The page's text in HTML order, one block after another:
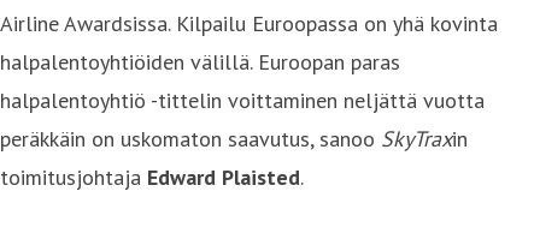
Airline Awardsissa. Kilpailu Euroopassa on yhä kovinta
halpalentoyhtiöiden välillä. Euroopan paras
halpalentoyhtiö -tittelin voittaminen neljättä vuotta
peräkkäin on uskomaton saavutus, sanoo SkyTraxin
toimitusjohtaja Edward Plaisted.